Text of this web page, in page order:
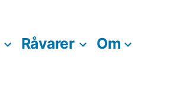
Råvarer Om